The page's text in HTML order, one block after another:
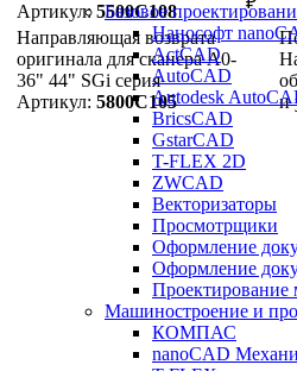
Артикул:5500C108
Направляющая возврата
оригинала для сканера А0-
36" 44" SGi серия
Артикул: 5800C105
и
Базовое
Нанософт
ActCAD
AutoCAD
Autodesk
BricsCAD
GstarCAD
T-FLEX 2D
ZWCAD
Векторизаторы
Просмотрщики
Оформление
Оформление
Проектирование
Машиностроение и
КОМПАС
nanoCAD